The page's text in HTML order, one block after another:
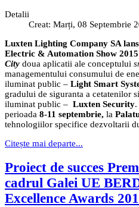
Detalii
Creat: Marți, 08 Septembrie
Luxten Lighting Company SA
Electric & Automation Show
City doua aplicatii ale conceptului
managementului consumului de
iluminat public – Light Smart
gradului de siguranta a cetatenilor
iluminat public – Luxten Security
perioada 8-11 septembrie, la
tehnologiilor specifice dezvoltarii
Citește mai departe...
Proiect de succes
cadrul Galei UE
Excellence Awards